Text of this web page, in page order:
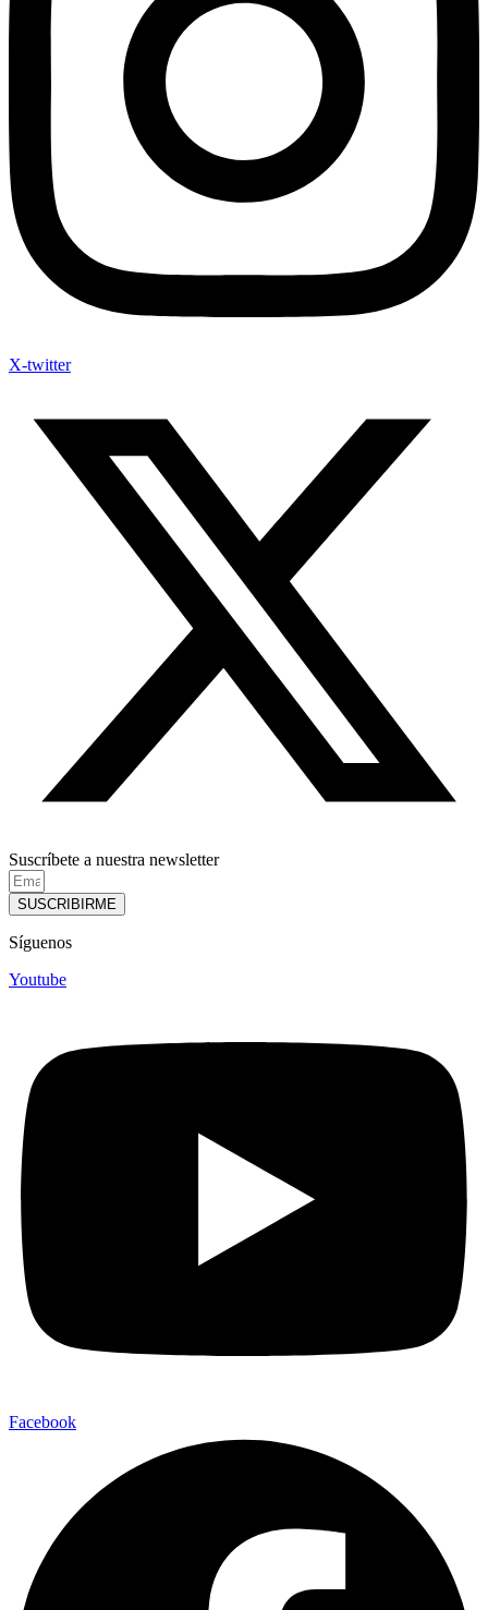
X-twitter
Suscríbete a nuestra newsletter
SUSCRIBIRME
Síguenos
Youtube
Facebook